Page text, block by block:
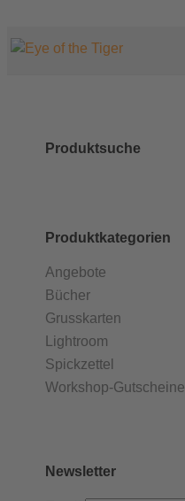
Produktsuche
Produktkategorien
Angebote
Bücher
Grusskarten
Lightroom
Spickzettel
Workshop-Gutscheine
Newsletter